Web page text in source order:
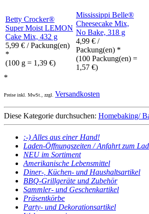
Betty Crocker®
Super Moist LEMON
Cake Mix, 432 g
5,99 € / Packung(en)
*
(100 g = 1,39 €)
Mississippi Belle®
Cheesecake Mix,
No Bake, 318 g
4,99 € /
Packung(en) *
(100 Packung(en) =
1,57 €)
*
Preise inkl. MwSt., zzgl. Versandkosten
Diese Kategorie durchsuchen: Homebaking/
:-) Alles aus einer Hand!
Laden-Öffnungszeiten / Anfahrt zum
NEU im Sortiment
Amerikanische Lebensmittel
Diner-, Küchen- und Haushaltsartikel
BBQ-Grillgeräte und Zubehör
Sammler- und Geschenkartikel
Präsentkörbe
Party- und Dekorationsartikel